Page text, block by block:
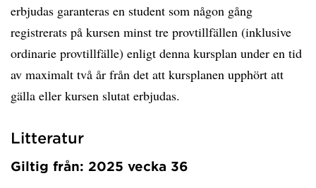
erbjudas garanteras en student som någon gång
registrerats på kursen minst tre provtillfällen (inklusive
ordinarie provtillfälle) enligt denna kursplan under en tid
av maximalt två år från det att kursplanen upphört att
gälla eller kursen slutat erbjudas.
Litteratur
Giltig från: 2025 vecka 36